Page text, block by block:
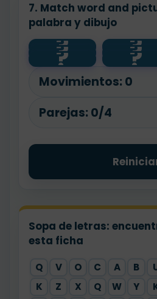
7. Match word and
palabra y dibujo
?
sleep ?
wake
?
🎒 ?
go to
school
?
😴 ?
🪥
Movimientos: 0
Parejas: 0/4
Sopa de letras:
esta ficha
Q V O C A B
K
Z X Q W Y